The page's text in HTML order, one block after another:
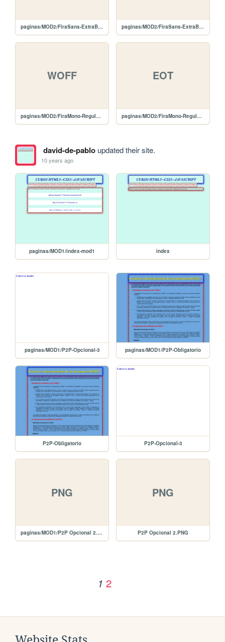
paginas/MOD2/FiraSans-ExtraBold.woff paginas/MOD2/FiraSans-ExtraBold.eot
WOFF
paginas/MOD2/FiraMono-Regular.woff
EOT
paginas/MOD2/FiraMono-Regular.eot
david-de-pabloupdated their site.
10 years ago
paginas/MOD1/index-mod1 index
paginas/MOD1/P2P-Opcional-3 paginas/MOD1/P2P-Obligatorio
P2P-Obligatorio P2P-Opcional-3
PNG
paginas/MOD1/P2P Opcional 2.PNG
PNG
P2P Opcional 2.PNG
1 2